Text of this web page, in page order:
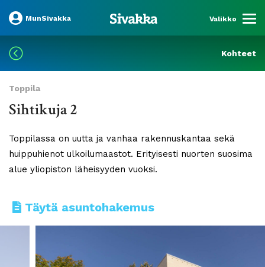
MunSivakka Valikko
Kohteet
Toppila
Sihtikuja 2
Toppilassa on uutta ja vanhaa rakennuskantaa sekä
huippuhienot ulkoilumaastot. Erityisesti nuorten suosima
alue yliopiston läheisyyden vuoksi.
Täytä asuntohakemus